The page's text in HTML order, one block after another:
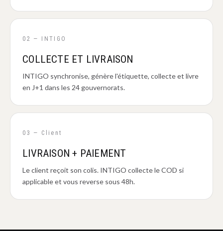
02 — INTIGO
COLLECTE ET LIVRAISON
INTIGO synchronise, génère l'étiquette, collecte et livre
en J+1 dans les 24 gouvernorats.
03 — Client
LIVRAISON + PAIEMENT
Le client reçoit son colis. INTIGO collecte le COD si
applicable et vous reverse sous 48h.